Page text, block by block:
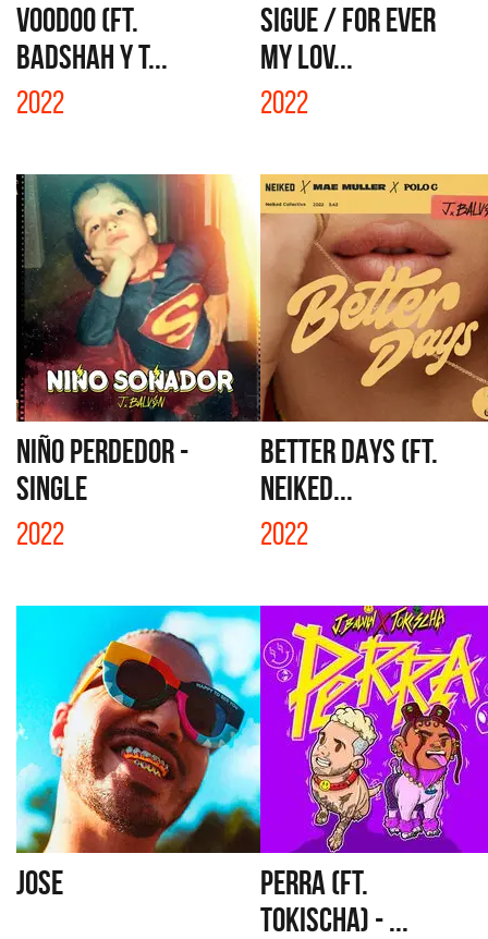
VOODOO (FT.
BADSHAH Y T...
2022
SIGUE / FOR EVER
MY LOV...
2022
NIÑO PERDEDOR -
SINGLE
2022
BETTER DAYS (FT.
NEIKED...
2022
JOSE
PERRA (FT.
TOKISCHA) - ...